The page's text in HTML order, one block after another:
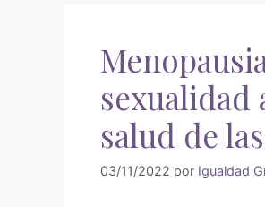
sexualidad
salud de
03/11/2022 por Igualdad